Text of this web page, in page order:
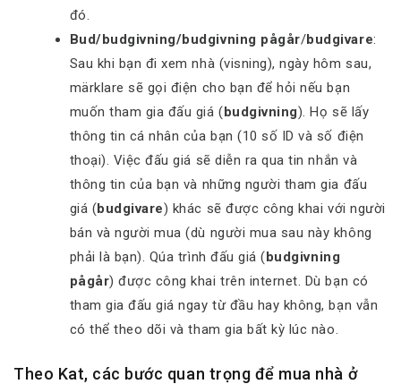
đó.
Bud/budgivning/budgivning pågår/budgivare:
Sau khi bạn đi xem nhà (visning), ngày hôm sau,
märklare sẽ gọi điện cho bạn để hỏi nếu bạn
muốn tham gia đấu giá (budgivning). Họ sẽ lấy
thông tin cá nhân của bạn (10 số ID và số điện
thoại). Việc đấu giá sẽ diễn ra qua tin nhắn và
thông tin của bạn và những người tham gia đấu
giá (budgivare) khác sẽ được công khai với người
bán và người mua (dù người mua sau này không
phải là bạn). Qúa trình đấu giá (budgivning
pågår) được công khai trên internet. Dù bạn có
tham gia đấu giá ngay từ đầu hay không, bạn vẫn
có thể theo dõi và tham gia bất kỳ lúc nào.
Theo Kat, các bước quan trọng để mua nhà ở